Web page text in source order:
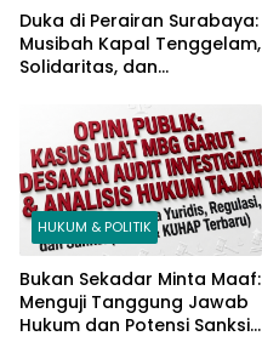
Duka di Perairan Surabaya:
Musibah Kapal Tenggelam,
Solidaritas, dan
HUKUM & POLITIK
Bukan Sekadar Minta Maaf:
Menguji Tanggung Jawab
Hukum dan Potensi Sanksi